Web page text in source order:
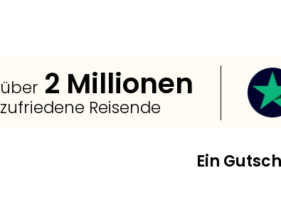
über 2 Millionen
zufriedene Reisende
Ein